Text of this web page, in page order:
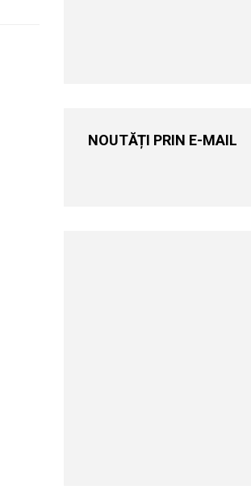
NOUTĂȚI PRIN E-MAIL